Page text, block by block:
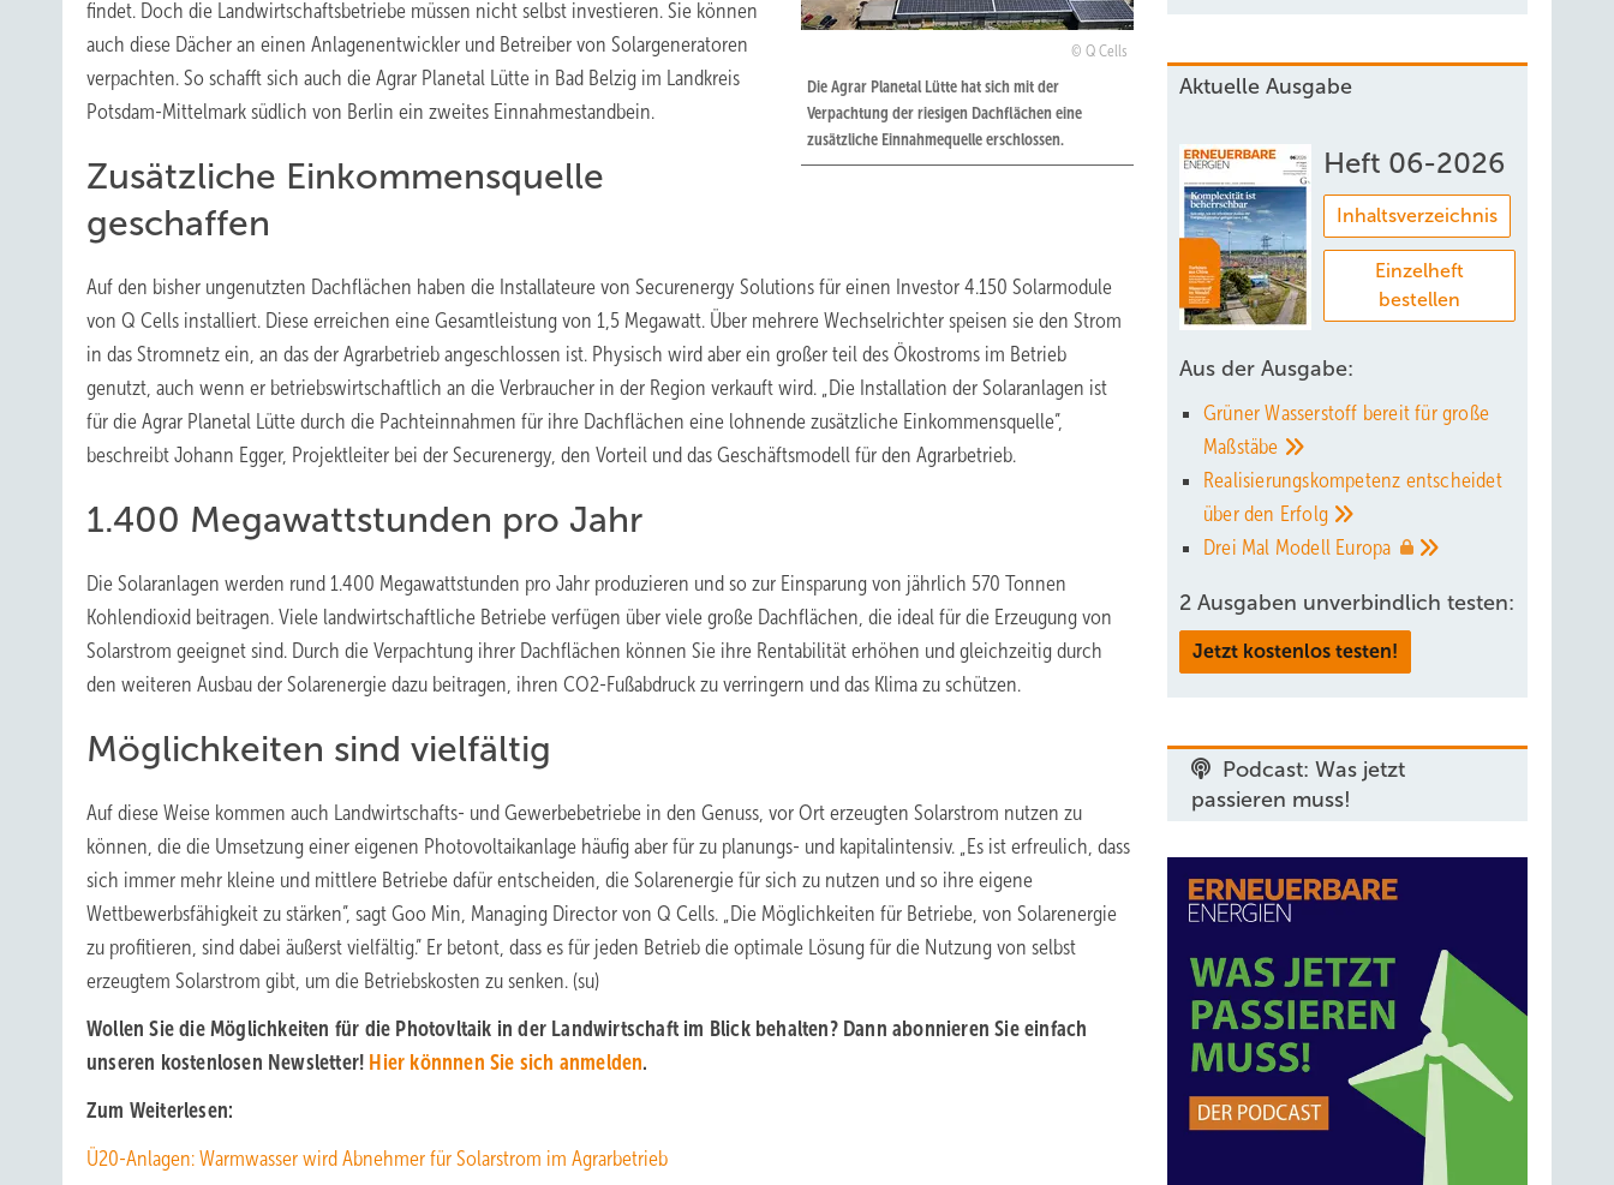
Q Cells
Die Agrar Planetal Lütte hat sich mit der
Verpachtung der riesigen Dachflächen eine
zusätzliche Einnahmequelle erschlossen.
findet. Doch die Landwirtschaftsbetriebe müssen nicht selbst investieren. Sie können
auch diese Dächer an einen Anlagenentwickler und Betreiber von Solargeneratoren
verpachten. So schafft sich auch die Agrar Planetal Lütte in Bad Belzig im Landkreis
Potsdam-Mittelmark südlich von Berlin ein zweites Einnahmestandbein.
Zusätzliche Einkommensquelle
geschaffen
Auf den bisher ungenutzten Dachflächen haben die Installateure von Securenergy Solutions für einen Investor 4.150 Solarmodule
von Q Cells installiert. Diese erreichen eine Gesamtleistung von 1,5 Megawatt. Über mehrere Wechselrichter speisen sie den Strom
in das Stromnetz ein, an das der Agrarbetrieb angeschlossen ist. Physisch wird aber ein großer teil des Ökostroms im Betrieb
genutzt, auch wenn er betriebswirtschaftlich an die Verbraucher in der Region verkauft wird. „Die Installation der Solaranlagen ist
für die Agrar Planetal Lütte durch die Pachteinnahmen für ihre Dachflächen eine lohnende zusätzliche Einkommensquelle”,
beschreibt Johann Egger, Projektleiter bei der Securenergy, den Vorteil und das Geschäftsmodell für den Agrarbetrieb.
1.400 Megawattstunden pro Jahr
Die Solaranlagen werden rund 1.400 Megawattstunden pro Jahr produzieren und so zur Einsparung von jährlich 570 Tonnen
Kohlendioxid beitragen. Viele landwirtschaftliche Betriebe verfügen über viele große Dachflächen, die ideal für die Erzeugung von
Solarstrom geeignet sind. Durch die Verpachtung ihrer Dachflächen können Sie ihre Rentabilität erhöhen und gleichzeitig durch
den weiteren Ausbau der Solarenergie dazu beitragen, ihren CO2-Fußabdruck zu verringern und das Klima zu schützen.
Möglichkeiten sind vielfältig
Auf diese Weise kommen auch Landwirtschafts- und Gewerbebetriebe in den Genuss, vor Ort erzeugten Solarstrom nutzen zu
können, die die Umsetzung einer eigenen Photovoltaikanlage häufig aber für zu planungs- und kapitalintensiv. „Es ist erfreulich, dass
sich immer mehr kleine und mittlere Betriebe dafür entscheiden, die Solarenergie für sich zu nutzen und so ihre eigene
Wettbewerbsfähigkeit zu stärken”, sagt Goo Min, Managing Director von Q Cells. „Die Möglichkeiten für Betriebe, von Solarenergie
zu profitieren, sind dabei äußerst vielfältig.” Er betont, dass es für jeden Betrieb die optimale Lösung für die Nutzung von selbst
erzeugtem Solarstrom gibt, um die Betriebskosten zu senken. (su)
Wollen Sie die Möglichkeiten für die Photovltaik in der Landwirtschaft im Blick behalten? Dann abonnieren Sie einfach
unseren kostenlosen Newsletter! Hier könnnen Sie sich anmelden.
Zum Weiterlesen:
Ü20-Anlagen: Warmwasser wird Abnehmer für Solarstrom im Agrarbetrieb
Aktuelle Ausgabe
Heft 06-2026
Inhaltsverzeichnis
Einzelheft
bestellen
Aus der Ausgabe:
Grüner Wasserstoff bereit für große
Maßstäbe
Realisierungskompetenz entscheidet
über den Erfolg
Drei Mal Modell Europa
2 Ausgaben unverbindlich testen:
Jetzt kostenlos testen!
Podcast: Was jetzt
passieren muss!